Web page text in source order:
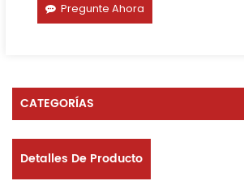
Pregunte Ahora
CATEGORÍAS
Detalles De Producto